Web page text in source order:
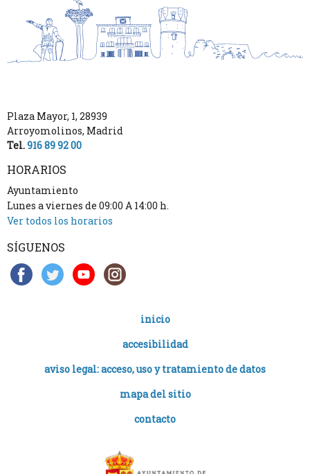
Plaza Mayor, 1, 28939
Arroyomolinos, Madrid
Tel.916 89 92 00
HORARIOS
Ayuntamiento
Lunes a viernes de 09:00 A 14:00 h.
Ver todos los horarios
SÍGUENOS
inicio
accesibilidad
aviso legal: acceso, uso y tratamiento de datos
mapa del sitio
contacto